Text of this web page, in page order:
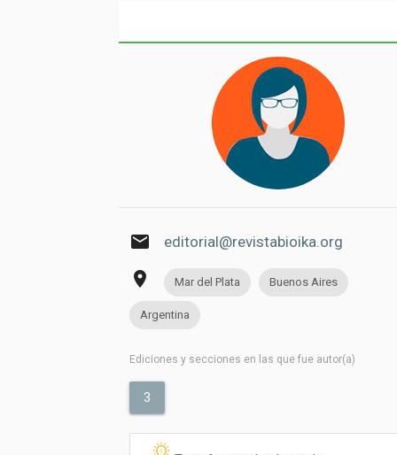
email editorial@revistabioika.org
place Mar del Plata Buenos Aires
Argentina
Ediciones y secciones en las que fue autor(a)
3